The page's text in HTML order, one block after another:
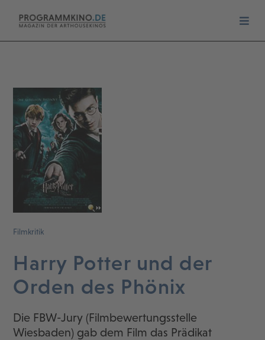
Filmkritik
Harry Potter und der
Orden des Phönix
Die FBW-Jury (Filmbewertungsstelle
Wiesbaden) gab dem Film das Prädikat